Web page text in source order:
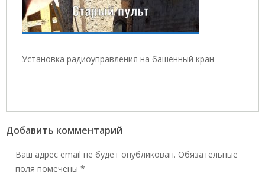
Установка радиоуправления на башенный кран
Добавить комментарий
Ваш адрес email не будет опубликован. Обязательные
поля помечены *